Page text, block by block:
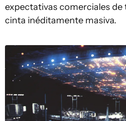
expectativas comerciales de
cinta inéditamente masiva.